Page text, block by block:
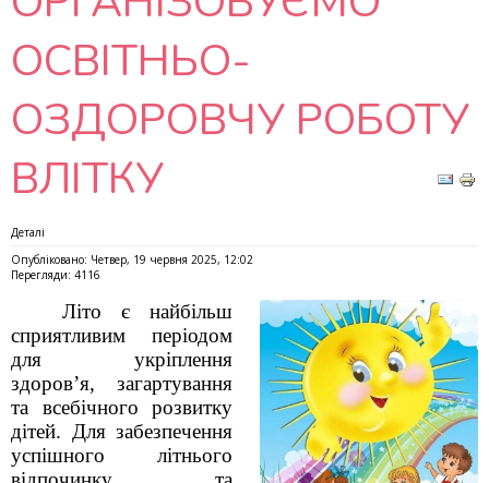
ОСВІТНЬО-
ОЗДОРОВЧУ РОБОТУ
ВЛІТКУ
Деталі
Опубліковано: Четвер, 19 червня 2025, 12:02
Перегляди: 4116
Літо є найбільш
сприятливим періодом
для укріплення
здоров’я, загартування
та всебічного розвитку
дітей. Для забезпечення
успішного літнього